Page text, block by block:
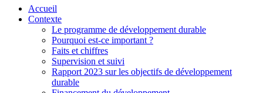
Accueil
Contexte
Le programme de développement durable
Pourquoi est-ce important ?
Faits et chiffres
Supervision et suivi
Rapport 2023 sur les objectifs de développement
durable